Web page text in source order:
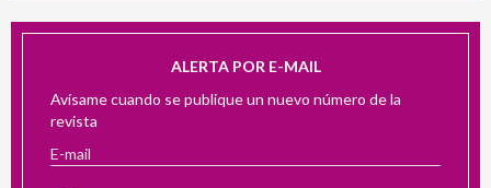
ALERTA POR E-MAIL
Avísame cuando se publique un nuevo número de la
revista